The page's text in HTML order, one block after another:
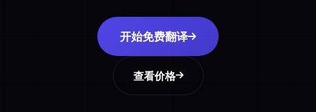
开始免费翻译
查看价格